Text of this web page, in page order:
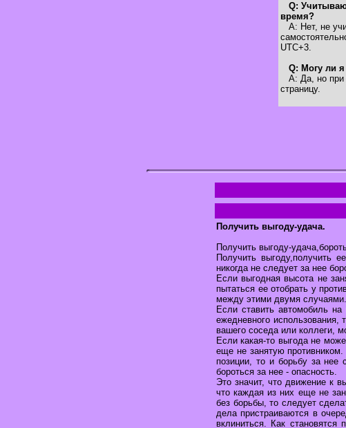
Q:
время?
A: Нет, не
UTC+3.
Q: Могу ли
A: Да, но при
страницу.
Получить выгоду-удача.
Получить выгоду-
Получить выгоду,получить
никогда не следует за нее
Если выгодная высота не
пытаться ее отобрать у
между этими двумя случаями.
Если ставить автомобиль
ежедневного использования,
вашего соседа или коллеги,
Если какая-то выгода не
еще не занятую
позиции, то и борьбу за нее
бороться за нее - опасность.
Это значит, что движение к
что каждая из них еще не
без борьбы, то следует
дела пристраиваются в
вклиниться. Как становятся